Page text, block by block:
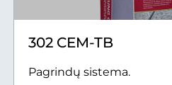
302 CEM-TB
Pagrindų sistema.